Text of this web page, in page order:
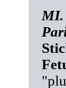
MI.